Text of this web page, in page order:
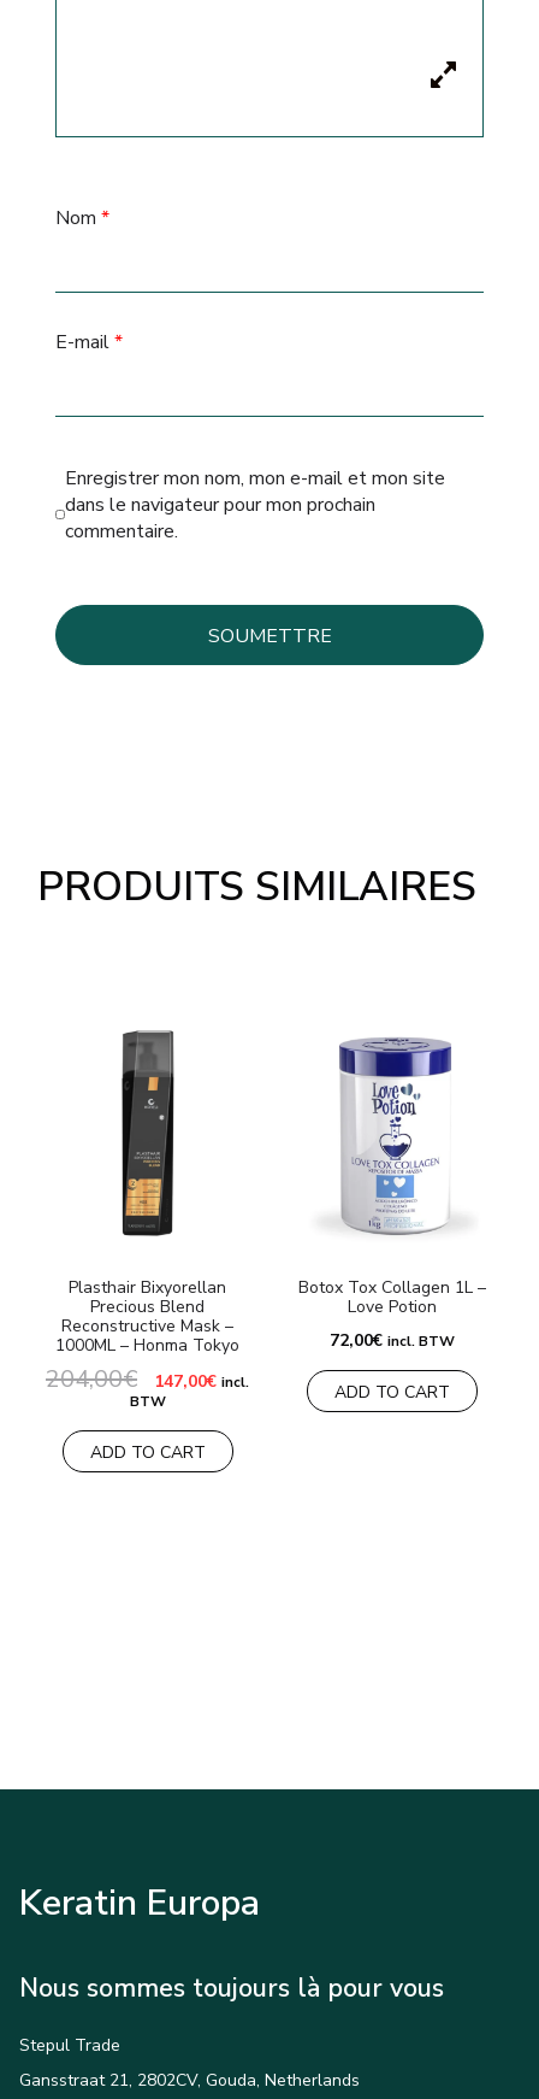
Nom *
E-mail*
Enregistrer mon nom, mon e-mail et mon site
dans le navigateur pour mon prochain
commentaire.
PRODUITS SIMILAIRES
Plasthair Bixyorellan
Precious Blend
Reconstructive Mask –
1000ML – Honma Tokyo
204,00€ Le
prix
initial
était :
204,00€.
147,00€Le
est :
147,00€.
incl.
BTW
ADD TO CART
Botox Tox Collagen 1L –
Love Potion
72,00€ incl. BTW
ADD TO CART
Keratin Europa
Nous sommes toujours là pour vous
Stepul Trade
Gansstraat 21, 2802CV, Gouda, Netherlands